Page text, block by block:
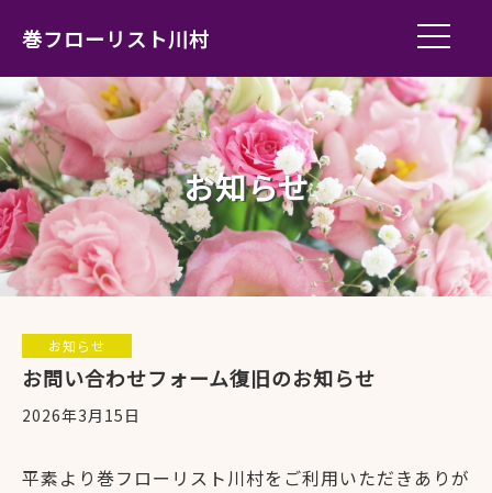
巻フローリスト川村
お知らせ
お知らせ
お問い合わせフォーム復旧のお知らせ
2026年3月15日
平素より巻フローリスト川村をご利用いただきありが